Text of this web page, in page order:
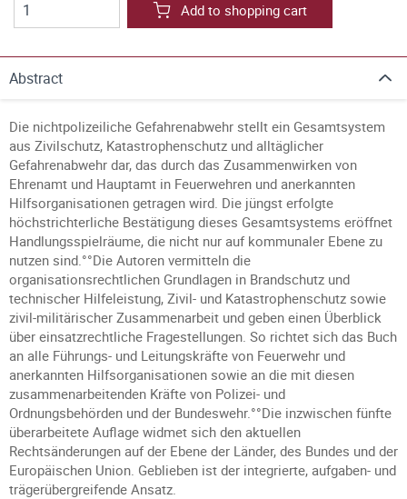
Add to shopping cart
Abstract
Die nichtpolizeiliche Gefahrenabwehr stellt ein Gesamtsystem
aus Zivilschutz, Katastrophenschutz und alltäglicher
Gefahrenabwehr dar, das durch das Zusammenwirken von
Ehrenamt und Hauptamt in Feuerwehren und anerkannten
Hilfsorganisationen getragen wird. Die jüngst erfolgte
höchstrichterliche Bestätigung dieses Gesamtsystems eröffnet
Handlungsspielräume, die nicht nur auf kommunaler Ebene zu
nutzen sind.°°Die Autoren vermitteln die
organisationsrechtlichen Grundlagen in Brandschutz und
technischer Hilfeleistung, Zivil- und Katastrophenschutz sowie
zivil-militärischer Zusammenarbeit und geben einen Überblick
über einsatzrechtliche Fragestellungen. So richtet sich das Buch
an alle Führungs- und Leitungskräfte von Feuerwehr und
anerkannten Hilfsorganisationen sowie an die mit diesen
zusammenarbeitenden Kräfte von Polizei- und
Ordnungsbehörden und der Bundeswehr.°°Die inzwischen fünfte
überarbeitete Auflage widmet sich den aktuellen
Rechtsänderungen auf der Ebene der Länder, des Bundes und der
Europäischen Union. Geblieben ist der integrierte, aufgaben- und
trägerübergreifende Ansatz.